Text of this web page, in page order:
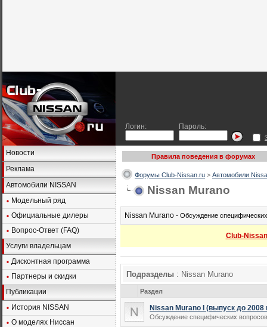
Логин: Пароль:
Новости
Реклама
Автомобили NISSAN
Модельный ряд
Официальные дилеры
Вопрос-Ответ (FAQ)
Услуги владельцам
Дисконтная программа
Партнеры и скидки
Публикации
История NISSAN
О моделях Ниссан
Правила поведения в форумах
Форумы Club-Nissan.ru > Автомобили
Nissan Murano
Nissan Murano - Обсуждение
Club-
Подразделы : Nissan Murano
Раздел
Nissan Murano I (выпуск до 2008
Обсуждение специфических